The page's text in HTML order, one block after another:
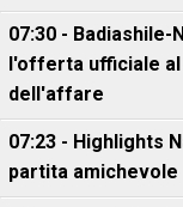
07:30 -
l'offerta ufficiale
dell'affare
07:23 - Highlights
partita amichevole